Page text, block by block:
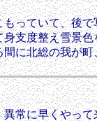
っていて、後で
支度整え雪景
に北総の我が
常に早くやって